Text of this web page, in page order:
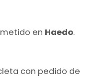
en Haedo.
con pedido de